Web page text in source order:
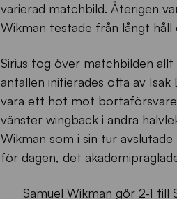
varierad matchbild. Återigen
Wikman testade från långt
Sirius tog över matchbilden
anfallen initierades ofta av
vara ett hot mot
vänster wingback i andra
Wikman som i sin tur
för dagen, det
Samuel Wikman gör 2-1 till